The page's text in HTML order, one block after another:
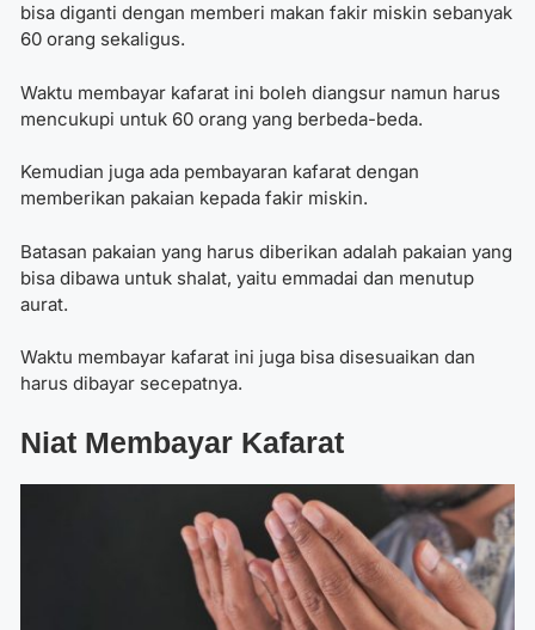
bisa diganti dengan memberi makan fakir miskin sebanyak
60 orang sekaligus.
Waktu membayar kafarat ini boleh diangsur namun harus
mencukupi untuk 60 orang yang berbeda-beda.
Kemudian juga ada pembayaran kafarat dengan
memberikan pakaian kepada fakir miskin.
Batasan pakaian yang harus diberikan adalah pakaian yang
bisa dibawa untuk shalat, yaitu emmadai dan menutup
aurat.
Waktu membayar kafarat ini juga bisa disesuaikan dan
harus dibayar secepatnya.
Niat Membayar Kafarat